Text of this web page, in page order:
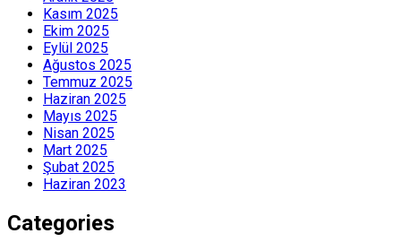
Kasım 2025
Ekim 2025
Eylül 2025
Ağustos 2025
Temmuz 2025
Haziran 2025
Mayıs 2025
Nisan 2025
Mart 2025
Şubat 2025
Haziran 2023
Categories